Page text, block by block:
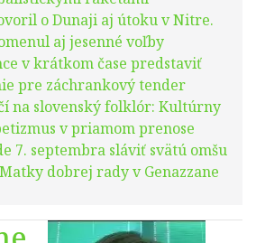
o Dunaji aj útoku v Nitre.
aj jesenné voľby
v krátkom čase predstaviť
pre záchrankový tender
na slovenský folklór: Kultúrny
v priamom prenose
7. septembra sláviť svätú omšu
dobrej rady v Genazzane